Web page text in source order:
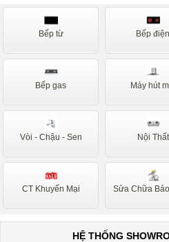
Bếp từ Bếp điện
Bếp gas Máy hút
Vòi - Chậu - Sen Nội Thất
CT Khuyến Mại Sửa Chữa
HỆ THỐNG